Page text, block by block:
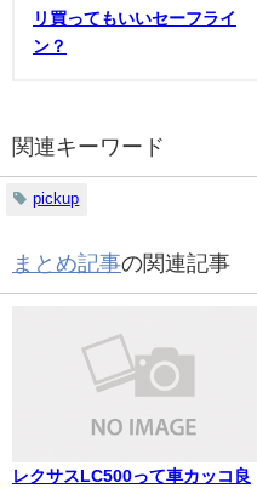
リ買ってもいいセーフライ
ン？
関連キーワード
pickup
まとめ記事の関連記事
レクサスLC500って車カッコ良